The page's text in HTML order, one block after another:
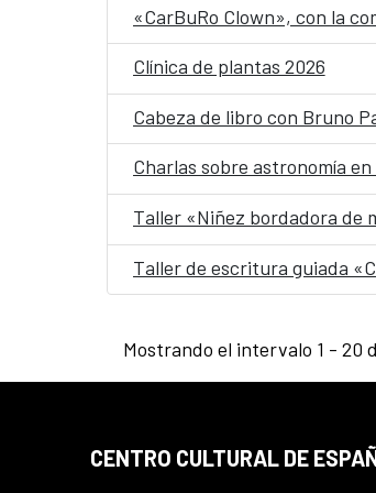
«CarBuRo Clown», con la
Clínica de plantas 2026
Cabeza de libro con Bruno
Charlas sobre astronomía en
Taller «Niñez bordadora de
Taller de escritura guiada
Mostrando el intervalo 1 - 20
CENTRO CULTURAL DE